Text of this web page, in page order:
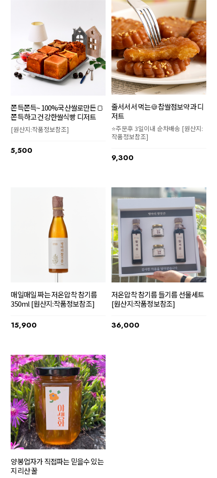
쫀득쫀득~ 100%국산쌀로만든🍞
쫀득하고 건강한쌀식빵 디저트
[원산지:작품정보참조]
5,500
줄서서서 먹는🍪찹쌀점보약과 디
저트
⭐주문후 3일이내 순차배송 [원산지:
작품정보참조]
9,300
매일매일 짜는 저온압착 참기름
350ml [원산지:작품정보참조]
15,900
저온압착 참기름 들기름 선물세트
[원산지:작품정보참조]
36,000
양봉업자가 직접파는 믿을수 있는
지리산 꿀